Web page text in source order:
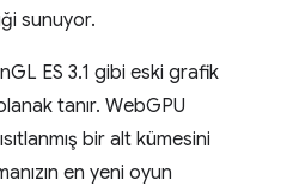
sunuyor.
ES 3.1 gibi eski grafik
tanır. WebGPU
bir alt kümesini
en yeni oyun